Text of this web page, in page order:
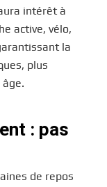
intérêt à
active, vélo,
la
plus
: pas
de repos